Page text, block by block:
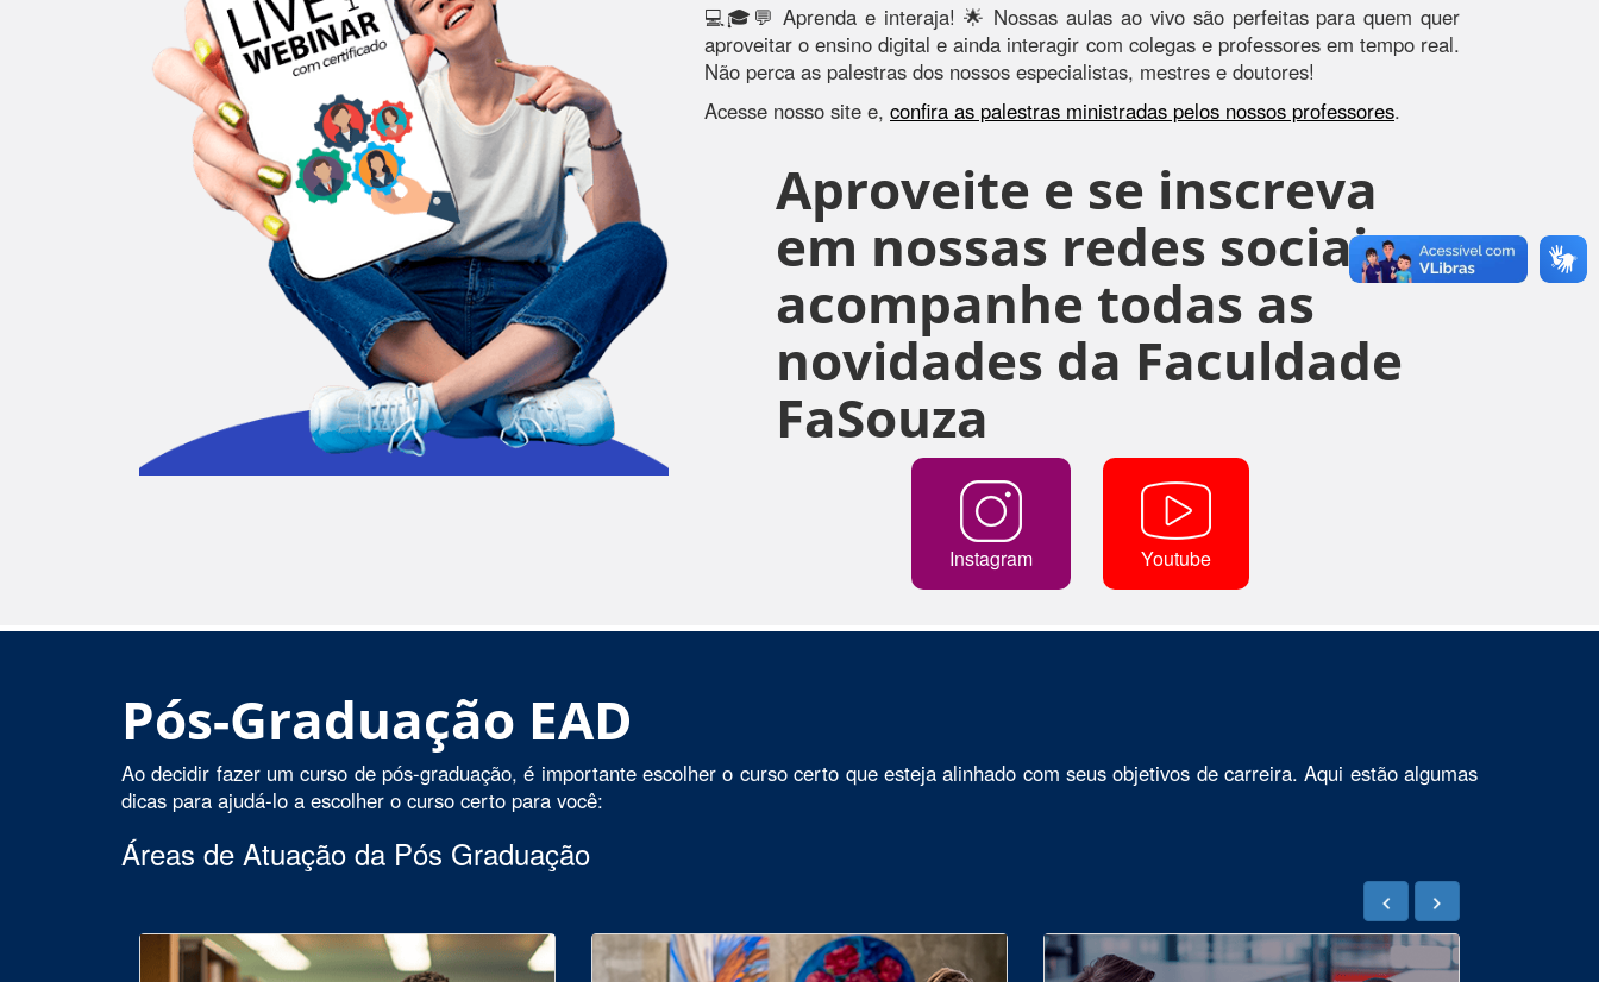
💻🎓💬 Aprenda e interaja! 🌟 Nossas aulas ao vivo são perfeitas para quem quer
aproveitar o ensino digital e ainda interagir com colegas e professores em tempo real.
Não perca as palestras dos nossos especialistas, mestres e doutores!
Acesse nosso site e, confira as palestras ministradas pelos nossos professores.
Aproveite e se inscreva
em nossas redes sociais, e
acompanhe todas as
novidades da Faculdade
FaSouza
Instagram Youtube
Pós-Graduação EAD
Ao decidir fazer um curso de pós-graduação, é importante escolher o curso certo que esteja alinhado com seus objetivos de carreira. Aqui estão algumas
dicas para ajudá-lo a escolher o curso certo para você:
Áreas de Atuação da Pós Graduação